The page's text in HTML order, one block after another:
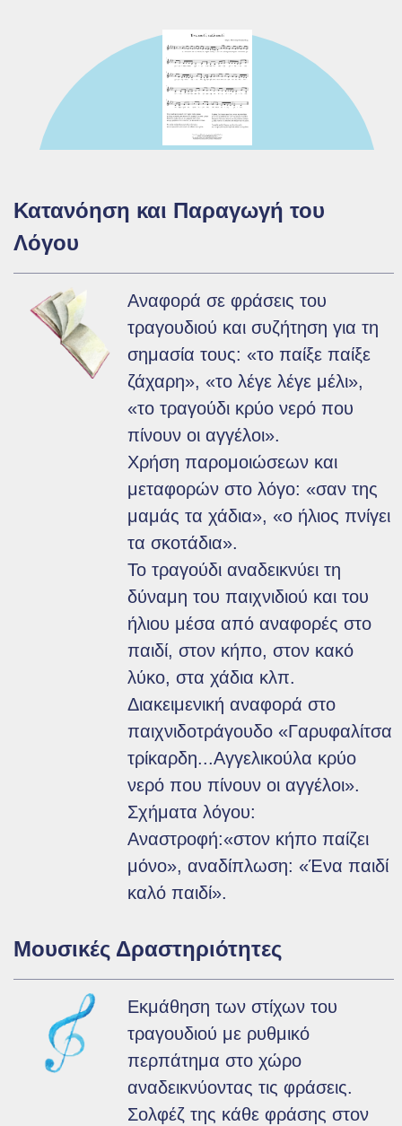
Ποιοι είμαστε
Επικοινωνία
Όροι χρήσης
Κατανόηση και Παραγωγή του
Λόγου
Αναφορά σε φράσεις του
τραγουδιού και συζήτηση για τη
σημασία τους: «το παίξε παίξε
ζάχαρη», «το λέγε λέγε μέλι»,
«το τραγούδι κρύο νερό που
πίνουν οι αγγέλοι».
Χρήση παρομοιώσεων και
μεταφορών στο λόγο: «σαν της
μαμάς τα χάδια», «ο ήλιος πνίγει
τα σκοτάδια».
Το τραγούδι αναδεικνύει τη
δύναμη του παιχνιδιού και του
ήλιου μέσα από αναφορές στο
παιδί, στον κήπο, στον κακό
λύκο, στα χάδια κλπ.
Διακειμενική αναφορά στο
παιχνιδοτράγουδο «Γαρυφαλίτσα
τρίκαρδη...Αγγελικούλα κρύο
νερό που πίνουν οι αγγέλοι».
Σχήματα λόγου:
Αναστροφή:«στον κήπο παίζει
μόνο», αναδίπλωση: «Ένα παιδί
καλό παιδί».
Μουσικές Δραστηριότητες
Εκμάθηση των στίχων του
τραγουδιού με ρυθμικό
περπάτημα στο χώρο
αναδεικνύοντας τις φράσεις.
Σολφέζ της κάθε φράσης στον